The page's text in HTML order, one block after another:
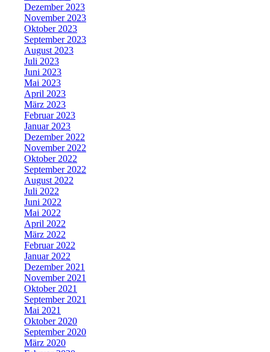
Dezember 2023
November 2023
Oktober 2023
September 2023
August 2023
Juli 2023
Juni 2023
Mai 2023
April 2023
März 2023
Februar 2023
Januar 2023
Dezember 2022
November 2022
Oktober 2022
September 2022
August 2022
Juli 2022
Juni 2022
Mai 2022
April 2022
März 2022
Februar 2022
Januar 2022
Dezember 2021
November 2021
Oktober 2021
September 2021
Mai 2021
Oktober 2020
September 2020
März 2020